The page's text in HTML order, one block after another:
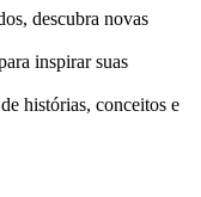
descubra novas
inspirar suas
histórias, conceitos e